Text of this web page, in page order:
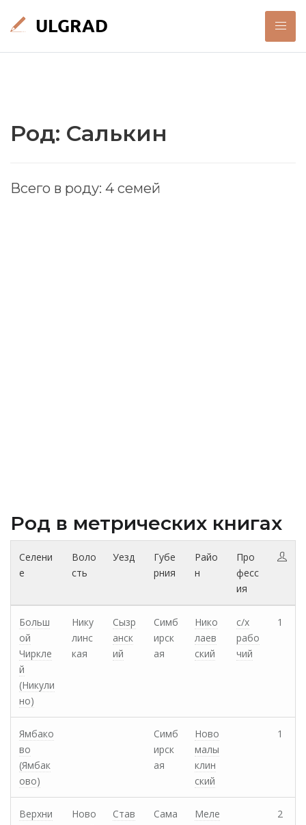
Род: Салькин
Всего в роду: 4 семей
Род в метрических книгах
Селени
е
Воло
сть
Уезд
Губе
рния
Райо
н
Про
фесс
ия
Больш
ой
Чиркле
й
(Никули
но)
Нику
линс
кая
Сызр
анск
ий
Симб
ирск
ая
Нико
лаев
ский
с/х
рабо
чий
1
Ямбако
во
(Ямбак
ово)
Симб
ирск
ая
Ново
малы
клин
ский
1
Верхни
Ново
Став
Сама
Меле
2